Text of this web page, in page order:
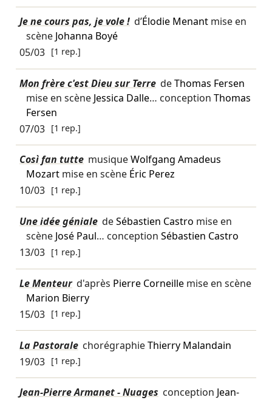
Je ne cours pas, je vole ! d’Élodie Menantmise en
scène Johanna Boyé
05/03 [1 rep.]
Mon frère c'est Dieu sur Terre deThomas Fersen
mise en scène Jessica Dalle… conception Thomas
Fersen
07/03 [1 rep.]
Così fan tutte musiqueWolfgang Amadeus
Mozartmise en scène Éric Perez
10/03 [1 rep.]
Une idée géniale deSébastien Castro mise en
scène José Paul… conception Sébastien Castro
13/03 [1 rep.]
Le Menteur d'après Pierre Corneillemise en scène
Marion Bierry
15/03 [1 rep.]
La Pastorale chorégraphieThierry Malandain
19/03 [1 rep.]
Jean-Pierre Armanet - Nuages conception Jean-